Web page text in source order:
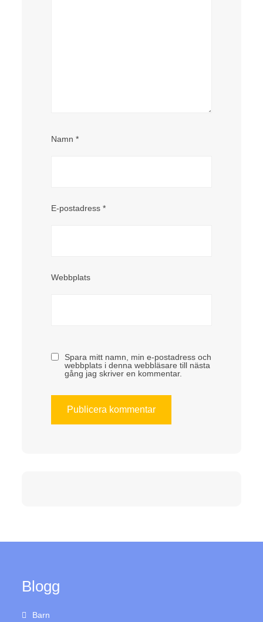
Namn*
E-postadress*
Webbplats
Spara mitt namn, min e-postadress och
webbplats i denna webbläsare till nästa
gång jag skriver en kommentar.
Blogg
Barn